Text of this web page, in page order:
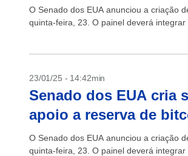
O Senado dos EUA anunciou a criação
quinta-feira, 23. O painel deverá
23/01/25 - 14:42min
Senado dos EUA cria
apoio a reserva de
O Senado dos EUA anunciou a criação
quinta-feira, 23. O painel deverá